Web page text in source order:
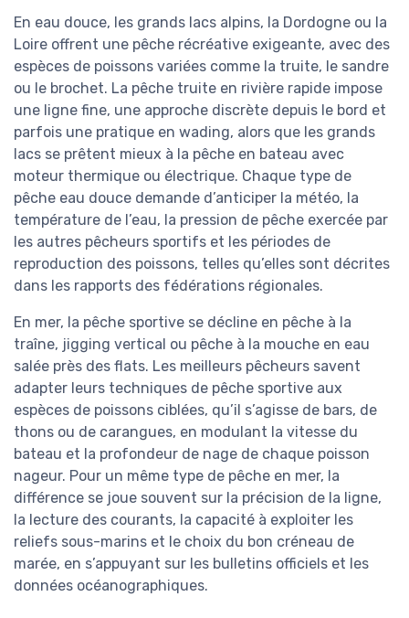
En eau douce, les grands lacs alpins, la Dordogne ou la
Loire offrent une pêche récréative exigeante, avec des
espèces de poissons variées comme la truite, le sandre
ou le brochet. La pêche truite en rivière rapide impose
une ligne fine, une approche discrète depuis le bord et
parfois une pratique en wading, alors que les grands
lacs se prêtent mieux à la pêche en bateau avec
moteur thermique ou électrique. Chaque type de
pêche eau douce demande d’anticiper la météo, la
température de l’eau, la pression de pêche exercée par
les autres pêcheurs sportifs et les périodes de
reproduction des poissons, telles qu’elles sont décrites
dans les rapports des fédérations régionales.
En mer, la pêche sportive se décline en pêche à la
traîne, jigging vertical ou pêche à la mouche en eau
salée près des flats. Les meilleurs pêcheurs savent
adapter leurs techniques de pêche sportive aux
espèces de poissons ciblées, qu’il s’agisse de bars, de
thons ou de carangues, en modulant la vitesse du
bateau et la profondeur de nage de chaque poisson
nageur. Pour un même type de pêche en mer, la
différence se joue souvent sur la précision de la ligne,
la lecture des courants, la capacité à exploiter les
reliefs sous-marins et le choix du bon créneau de
marée, en s’appuyant sur les bulletins officiels et les
données océanographiques.